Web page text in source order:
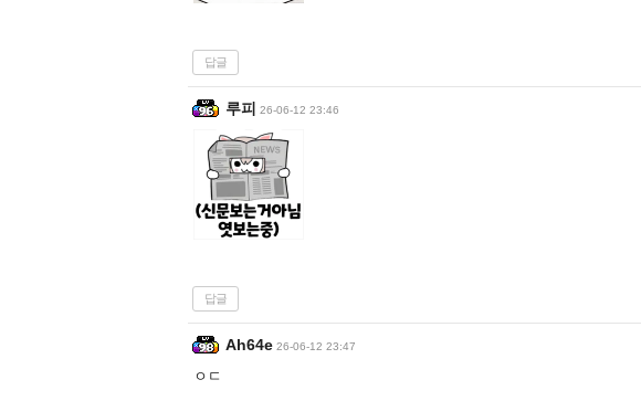
답글
루피 26-06-12 23:46
답글
Ah64e 26-06-12 23:47
ㅇㄷ